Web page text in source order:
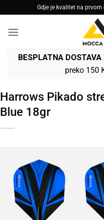
to
content
Gdje je kvalitet na
BESPLATNA DOSTAVA
preko 150
Harrows Pikado
Blue 18gr